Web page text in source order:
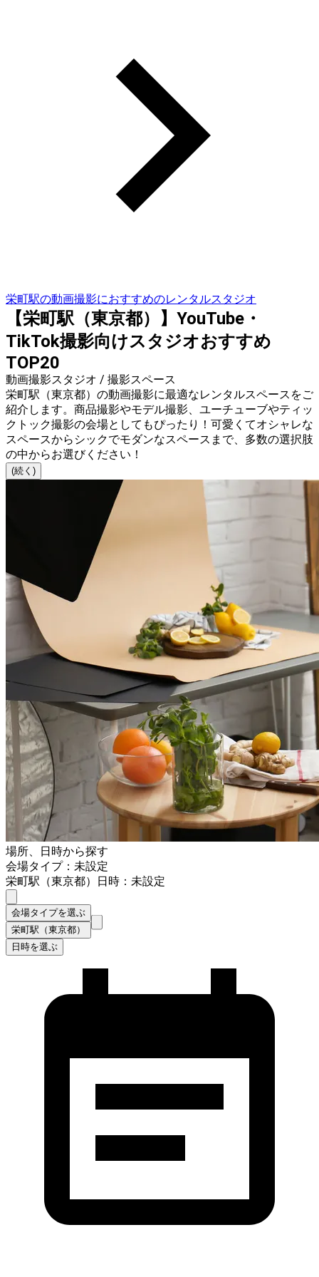
栄町駅の動画撮影におすすめのレンタルスタジオ
【栄町駅（東京都）】YouTube・
TikTok撮影向けスタジオおすすめ
TOP20
動画撮影スタジオ / 撮影スペース
栄町駅（東京都）の動画撮影に最適なレンタルスペースをご
紹介します。商品撮影やモデル撮影、ユーチューブやティッ
クトック撮影の会場としてもぴったり！可愛くてオシャレな
スペースからシックでモダンなスペースまで、多数の選択肢
の中からお選びください！
(続く)
場所、日時から探す
会場タイプ：未設定
栄町駅（東京都）
日時：未設定
会場タイプを選ぶ
栄町駅（東京都）
日時を選ぶ